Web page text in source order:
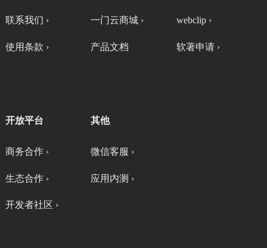
联系我们 ›
使用条款 ›
一门云商城 ›
产品文档
webclip ›
软著申请 ›
开放平台
商务合作 ›
生态合作 ›
开发者社区 ›
其他
微信客服 ›
应用内测 ›